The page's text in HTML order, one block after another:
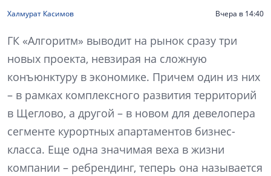
Халмурат Касимов Вчера в 14:40
ГК «Алгоритм» выводит на рынок сразу три
новых проекта, невзирая на сложную
конъюнктуру в экономике. Причем один из них
– в рамках комплексного развития территорий
в Щеглово, а другой – в новом для девелопера
сегменте курортных апартаментов бизнес-
класса. Еще одна значимая веха в жизни
компании – ребрендинг, теперь она называется